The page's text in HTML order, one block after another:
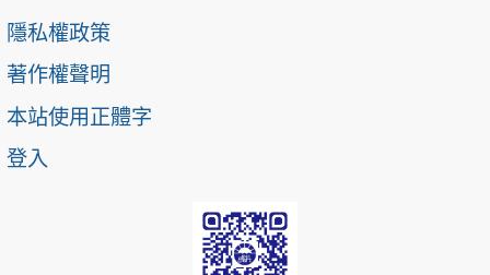
隱私權政策
著作權聲明
本站使用正體字
登入